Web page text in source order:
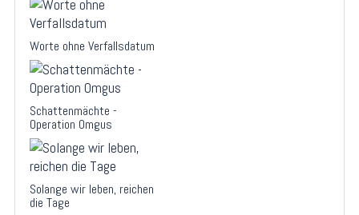
Worte ohne Verfallsdatum
Schattenmächte -
Operation Omgus
Solange wir leben, reichen
die Tage